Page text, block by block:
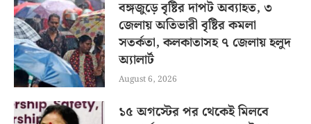
বঙ্গজুড়ে বৃষ্টির দাপট অব্যাহত, ৩
জেলায় অতিভারী বৃষ্টির কমলা
সতর্কতা, কলকাতাসহ ৭ জেলায় হলুদ
অ্যালার্ট
August 6, 2026
১৫ অগস্টের পর থেকেই মিলবে